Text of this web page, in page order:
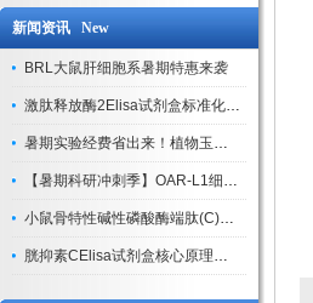
新闻资讯 New
BRL大鼠肝细胞系暑期特惠来袭
激肽释放酶2Elisa试剂盒标准化实验操作与质控体系解析
暑期实验经费省出来！植物玉米索核苷（ZR ）elisa酶联免疫试剂盒
【暑期科研冲刺季】OAR-L1细胞专用培养基特惠，助力实验高效突破
小鼠骨特性碱性磷酸酶端肽(C)elisa试剂盒大促，骨科研人速囤
胱抑素CElisa试剂盒核心原理、产品特性与全流程操作规范详解